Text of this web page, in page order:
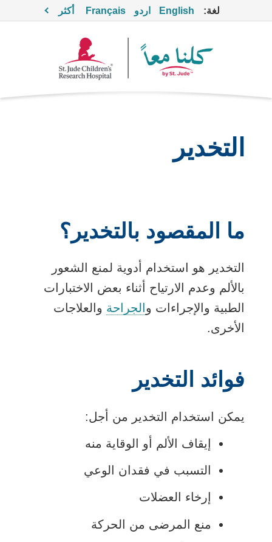
لغة: English اردو Français أكثر
التخدير
ما المقصود بالتخدير؟
التخدير هو استخدام أدوية لمنع الشعور
بالألم وعدم الارتياح أثناء بعض الاختبارات
الطبية والإجراءات و الجراحة والعلاجات
الأخرى.
فوائد التخدير
يمكن استخدام التخدير من أجل:
إيقاف الألم أو الوقاية منه
التسبب في فقدان الوعي
إرخاء العضلات
منع المرضى من الحركة